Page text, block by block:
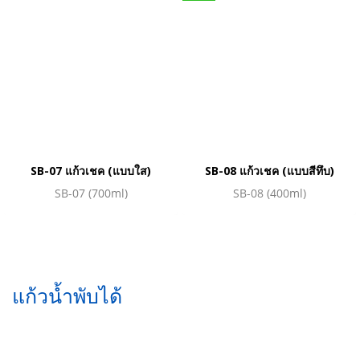
SB-07 แก้วเชค (แบบใส)
SB-07 (700ml)
SB-08 แก้วเชค (แบบสีทึบ)
SB-08 (400ml)
แก้วน้ำพับได้